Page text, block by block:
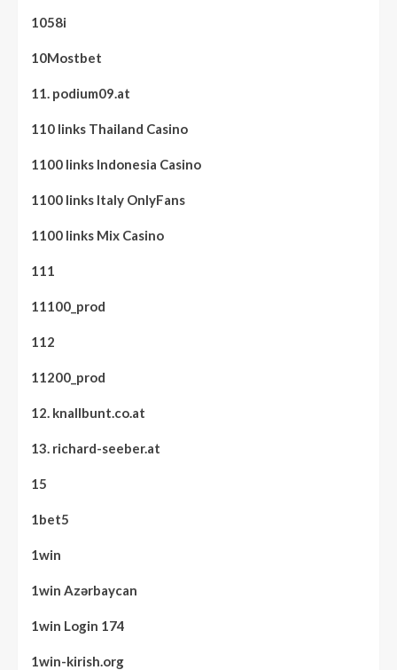
1058i
10Mostbet
11. podium09.at
110 links Thailand Casino
1100 links Indonesia Casino
1100 links Italy OnlyFans
1100 links Mix Casino
111
11100_prod
112
11200_prod
12. knallbunt.co.at
13. richard-seeber.at
15
1bet5
1win
1win Azərbaycan
1win Login 174
1win-kirish.org